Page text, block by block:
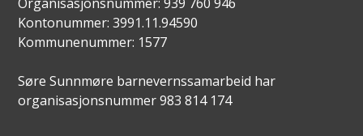
Kontonummer: 3991.11.94590
Kommunenummer: 1577
Søre Sunnmøre barnevernssamarbeid har
organisasjonsnummer 983 814 174